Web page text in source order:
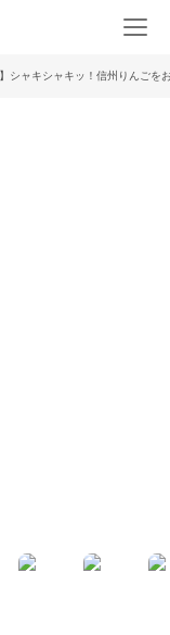
】シャキシャキッ！信州りんごを